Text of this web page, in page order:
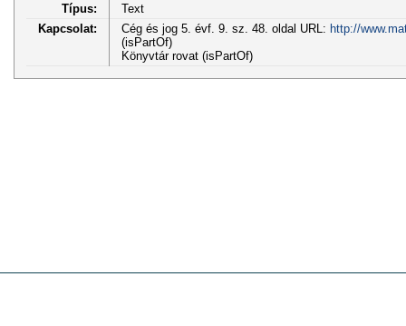
Típus:
Text
Kapcsolat:
Cég és jog 5. évf. 9. sz. 48. oldal URL: http://
(isPartOf)
Könyvtár rovat (isPartOf)